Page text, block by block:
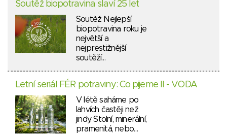
Soutěž biopotravina slaví 25 let
Soutěž Nejlepší
biopotravina roku je
největší a
nejprestižnější
soutěží…
Letní seriál FÉR potraviny: Co pijeme II - VODA
V létě saháme po
lahvích častěji než
jindy. Stolní, minerální,
pramenitá, nebo…